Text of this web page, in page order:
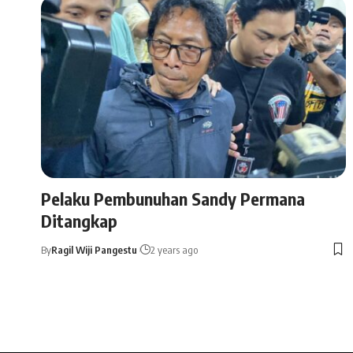
Pelaku Pembunuhan Sandy Permana
Ditangkap
ByRagil Wiji Pangestu 2 years ago